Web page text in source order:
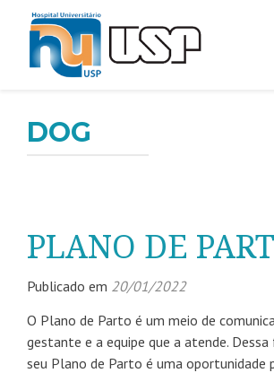
DOG
PLANO DE
Publicado em 20/01/2022
O Plano de Parto é um meio de
gestante e a equipe que a atende.
seu Plano de Parto é uma oportunidade